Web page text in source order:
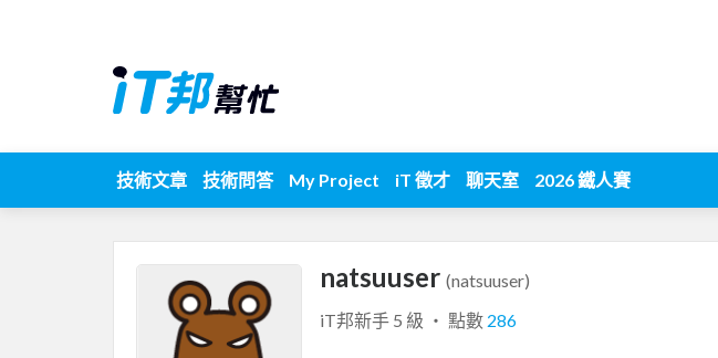
技術文章 技術問答 My Project iT 徵才 聊天室 2026 鐵人賽
natsuuser (natsuuser)
iT邦新手 5 級 ‧ 點數 286